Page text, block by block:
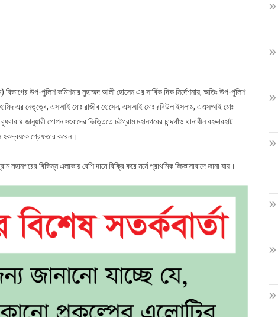
বিভাগের উপ-পুলিশ কমিশনার মুহাম্মদ আলী হোসেন এর সার্বিক দিক নির্দেশনায়, অতিঃ উপ-পুলিশ
হামিদ এর নেতৃত্বে, এসআই মোঃ রাজীব হোসেন, এসআই মোঃ রবিউল ইসলাম, এএসআই মোঃ
গোপন সংবাদের ভিত্তিতে চট্টগ্রাম মহানগরের চান্দগাঁও থানাধীন বহদ্দারহাট
হকদ্বয়কে গ্রেফতার করেন।
বিভিন্ন এলাকায় বেশি দামে বিক্রি করে মর্মে প্রাথমিক জিজ্ঞাসাবাদে জানা যায়।